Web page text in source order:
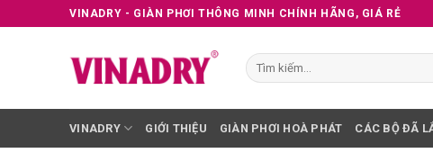
to
VINADRY - GIÀN PHƠI THÔNG MINH CHÍNH HÃNG, GIÁ RẺ
Tìm
kiếm:
VINADRY GIỚI THIỆU GIÀN PHƠI HOÀ PHÁT CÁC BỘ ĐÃ